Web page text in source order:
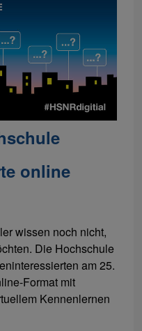
online
wissen noch nicht,
Die Hochschule
am 25.
Format mit
Kennenlernen